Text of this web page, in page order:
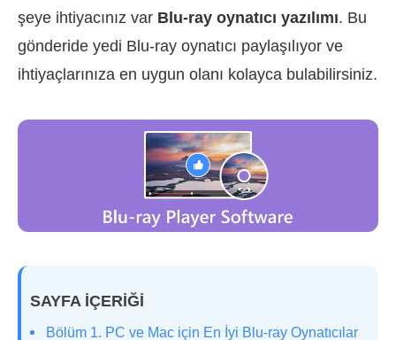
şeye ihtiyacınız var Blu-ray oynatıcı yazılımı. Bu
gönderide yedi Blu-ray oynatıcı paylaşılıyor ve
ihtiyaçlarınıza en uygun olanı kolayca bulabilirsiniz.
SAYFA İÇERİĞİ
Bölüm 1. PC ve Mac için En İyi Blu-ray Oynatıcılar